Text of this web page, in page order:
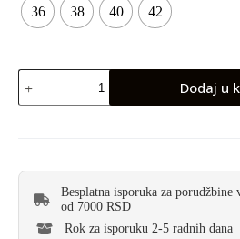
36 38 40 42
Elegantne
pantalone
sa
Dodaj u
Besplatna isporuka za porudžbine
od 7000 RSD
Rok za isporuku 2-5 radnih dana